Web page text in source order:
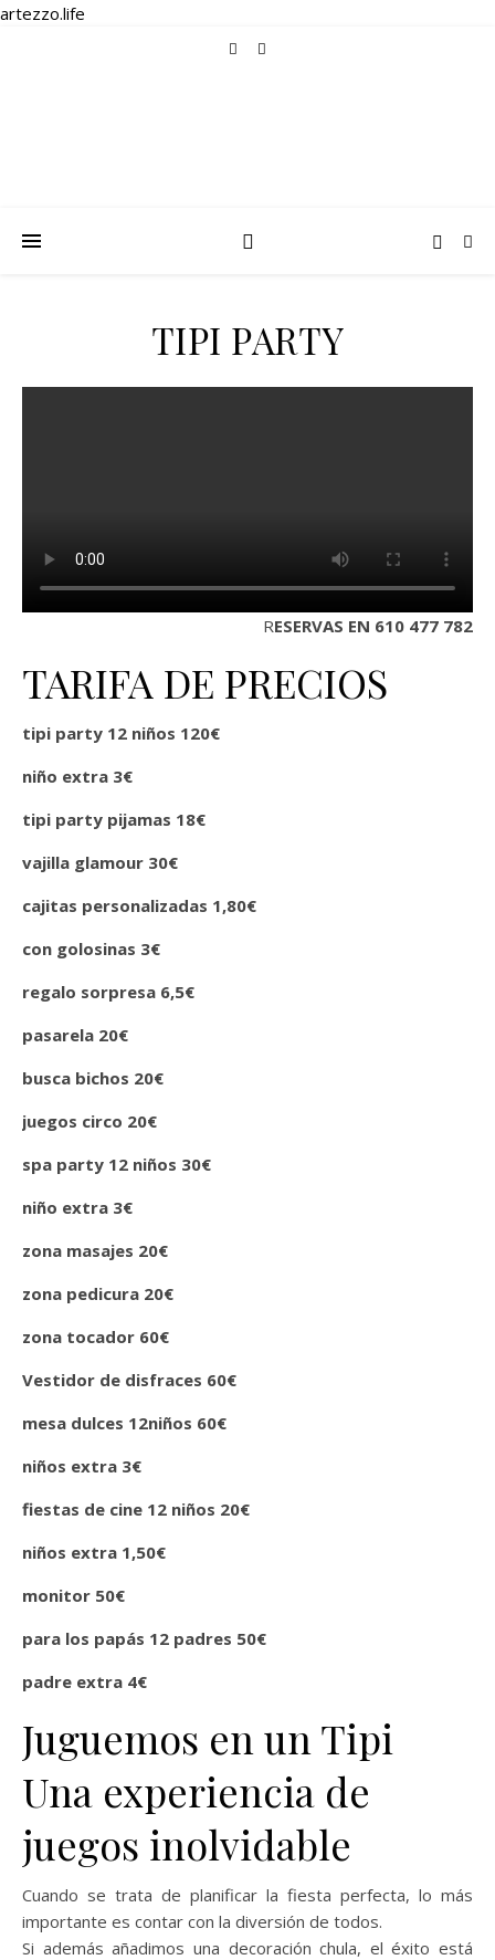
artezzo.life
TIPI PARTY
RESERVAS EN 610 477 782
TARIFA DE PRECIOS
tipi party 12 niños 120€
niño extra 3€
tipi party pijamas 18€
vajilla glamour 30€
cajitas personalizadas 1,80€
con golosinas 3€
regalo sorpresa 6,5€
pasarela 20€
busca bichos 20€
juegos circo 20€
spa party 12 niños 30€
niño extra 3€
zona masajes 20€
zona pedicura 20€
zona tocador 60€
Vestidor de disfraces 60€
mesa dulces 12niños 60€
niños extra 3€
fiestas de cine 12 niños 20€
niños extra 1,50€
monitor 50€
para los papás 12 padres 50€
padre extra 4€
Juguemos en un Tipi
Una experiencia de
juegos inolvidable
Cuando se trata de planificar la fiesta perfecta, lo más
importante es contar con la diversión de todos.
Si además añadimos una decoración chula, el éxito está